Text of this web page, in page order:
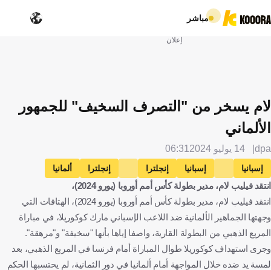
مباشر
إعلان
لام يسخر من "التصرف السخيف" للجمهور
الألماني
dpa 14 يوليو 2024 06:31
إسبانيا إسبانيا إنجلترا إنجلترا
ألمانيا
مارك كوكوريلا
كرة قدم
انتقد فيليب لام، مدير بطولة كأس أمم أوروبا (يورو 2024)،
انتقد فيليب لام، مدير بطولة كأس أمم أوروبا (يورو 2024)، الهتافات التي
وجهتها الجماهير الألمانية ضد اللاعب الإسباني مارك كوكوريلا، في مباراة
المربع الذهبي من البطولة القارية، واصفا إياها بأنها "سخيفة" و"مرهقة".
وجرى استهداف كوكوريلا طوال المباراة أمام فرنسا في المربع الذهبي، بعد
لمسة يد ضده خلال المواجهة أمام ألمانيا في دور الثمانية، لم يحتسبها الحكم